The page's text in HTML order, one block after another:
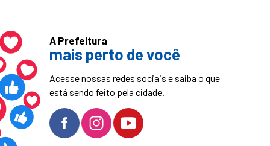
A Prefeitura
mais perto de você
Acesse nossas redes sociais e saiba o que
está sendo feito pela cidade.